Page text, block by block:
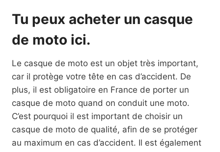
Tu peux acheter un casque
de moto ici.
Le casque de moto est un objet très important,
car il protège votre tête en cas d’accident. De
plus, il est obligatoire en France de porter un
casque de moto quand on conduit une moto.
C’est pourquoi il est important de choisir un
casque de moto de qualité, afin de se protéger
au maximum en cas d’accident. Il est également